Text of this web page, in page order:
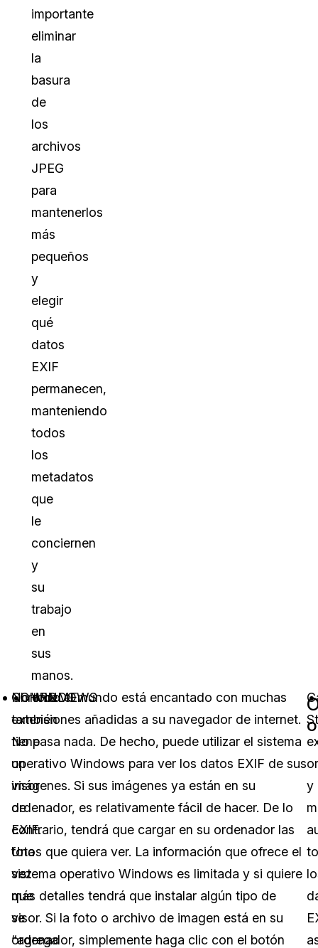
importante
eliminar
la
basura
de
los
archivos
JPEG
para
mantenerlos
más
pequeños
y
elegir
qué
datos
EXIF
permanecen,
manteniendo
todos
los
metadatos
que
le
conciernen
y
su
trabajo
en
sus
manos.
CHROME
Chrome
también
tiene
un
visor
de
EXIF.
Una
vez
que
se
“agrega
WINDOWS
No todo el mundo está encantado con muchas
extensiones añadidas a su navegador de internet.
No pasa nada. De hecho, puede utilizar el sistema
operativo Windows para ver los datos EXIF de sus
imágenes. Si sus imágenes ya están en su
ordenador, es relativamente fácil de hacer. De lo
contrario, tendrá que cargar en su ordenador las
fotos que quiera ver. La información que ofrece el
sistema operativo Windows es limitada y si quiere
más detalles tendrá que instalar algún tipo de
visor. Si la foto o archivo de imagen está en su
ordenador, simplemente haga clic con el botón
y